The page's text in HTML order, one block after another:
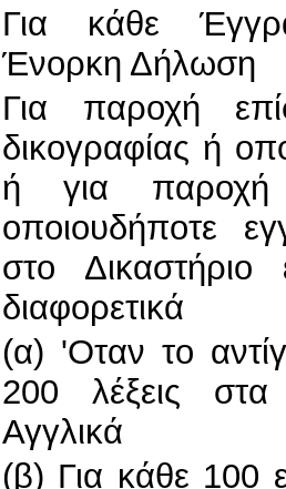
Για κάθε
Ένορκη Δήλωση
Για παροχή
δικογραφίας ή
ή για παροχή
οποιουδήποτε
στο Δικαστήριο
διαφορετικά
(α) 'Οταν το
200 λέξεις
Αγγλικά
(β) Για κάθε 100